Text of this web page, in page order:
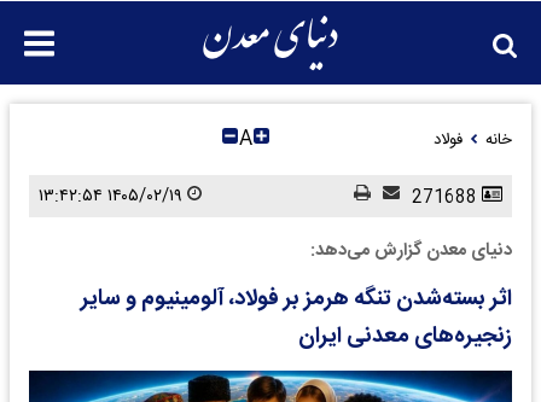
خانه فولاد A
دنیای معدن گزارش می‌دهد:
اثر بسته‌شدن تنگه هرمز بر فولاد، آلومینیوم و سایر
زنجیره‌های معدنی ایران